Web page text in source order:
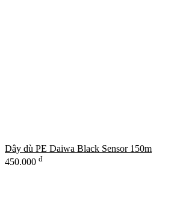
Dây dù PE Daiwa Black Sensor 150m
450.000 đ